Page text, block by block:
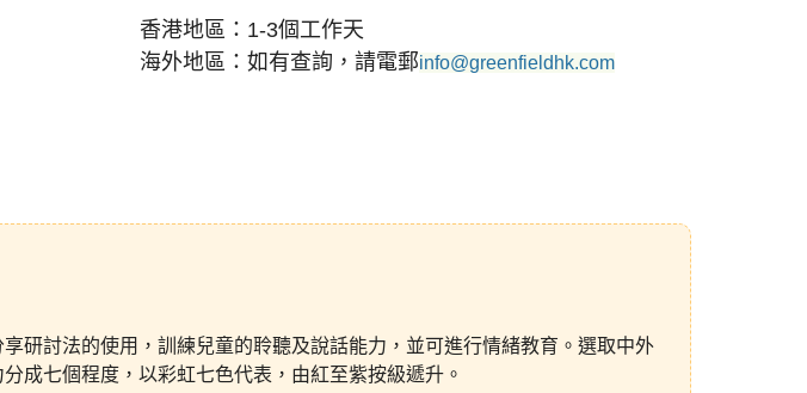
香港地區：1-3個工作天
海外地區：如有查詢，請電郵info@greenfieldhk.com
研討法的使用，訓練兒童的聆聽及說話能力，並可進行情緒教育。選取中外
成七個程度，以彩虹七色代表，由紅至紫按級遞升。